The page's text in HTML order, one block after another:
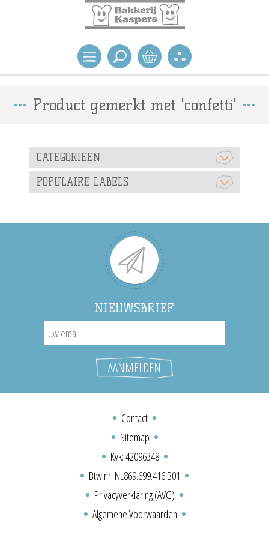
Product gemerkt met 'confetti'
CATEGORIEEN
POPULAIRE LABELS
NIEUWSBRIEF
Contact
Sitemap
Kvk: 42096348
Btw nr: NL869.699.416.B01
Privacyverklaring (AVG)
Algemene Voorwaarden